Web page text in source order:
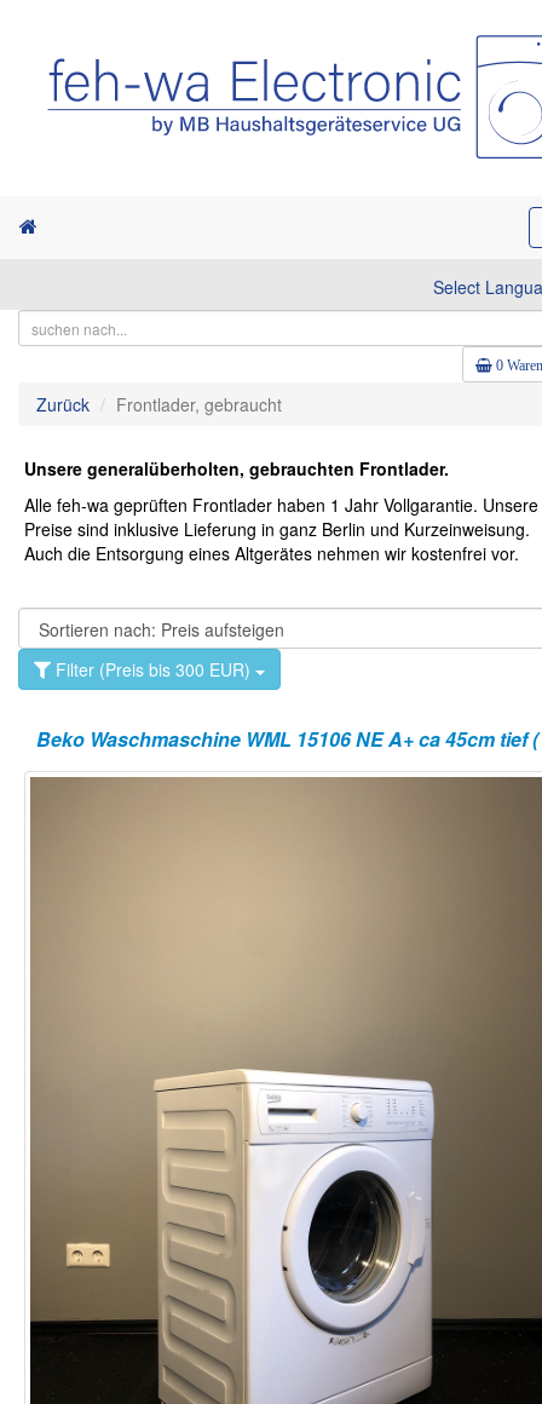
Select
0
Zurück Frontlader, gebraucht
Unsere generalüberholten, gebrauchten Frontlader.
Alle feh-wa geprüften Frontlader haben 1 Jahr Vollgarantie. Unsere
Preise sind inklusive Lieferung in ganz Berlin und Kurzeinweisung.
Auch die Entsorgung eines Altgerätes nehmen wir kostenfrei vor.
Filter (Preis bis 300 EUR)